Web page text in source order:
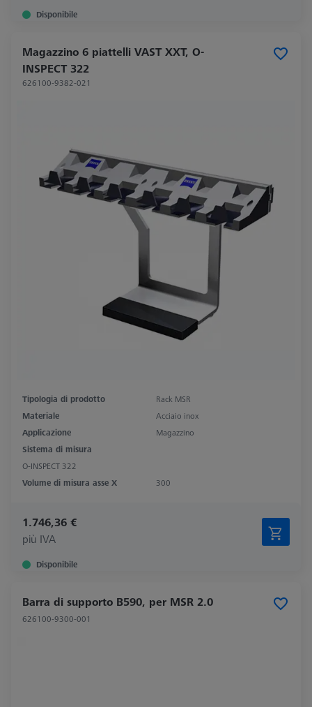
Disponibile
Magazzino 6 piattelli VAST XXT, O-
INSPECT 322
626100-9382-021
Tipologia di prodotto
Rack MSR
Materiale
Acciaio inox
Applicazione
Magazzino
Sistema di misura
O-INSPECT 322
Volume di misura asse X
300
1.746,36 €
più IVA
Disponibile
Barra di supporto B590, per MSR 2.0
626100-9300-001